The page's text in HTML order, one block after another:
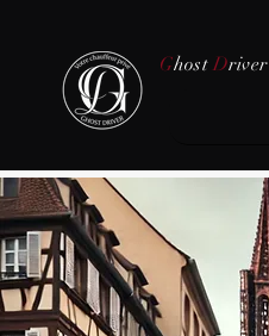
Ghost Driver